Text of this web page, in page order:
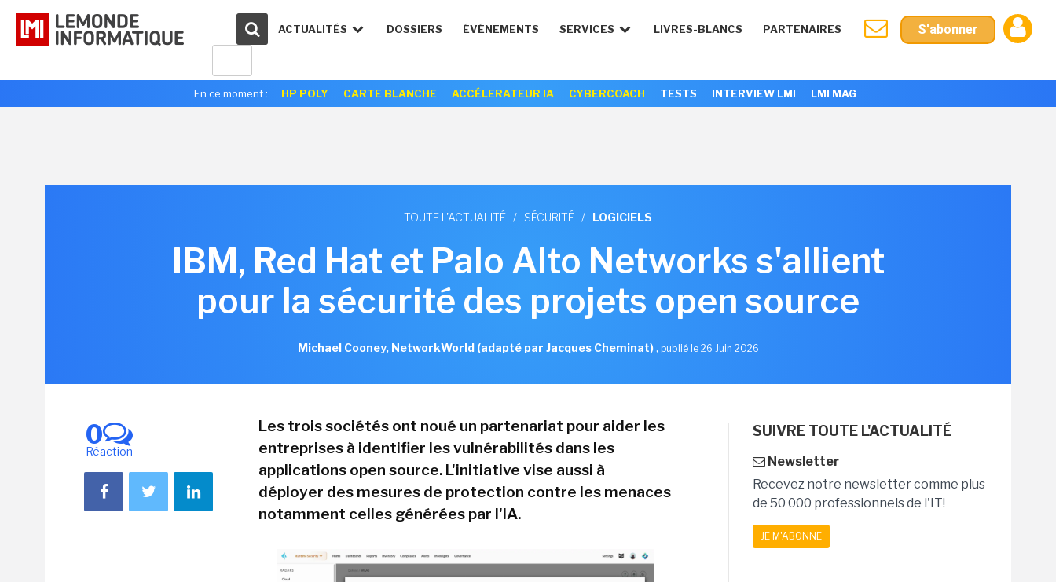
ACTUALITÉS DOSSIERS ÉVÉNEMENTS SERVICES LIVRES-BLANCS PARTENAIRES S'abonner
En ce moment : HP POLY CARTE BLANCHE ACCÉLERATEUR IA CYBERCOACH TESTS INTERVIEW LMI LMI MAG
TOUTE L'ACTUALITÉ / SÉCURITÉ / LOGICIELS
IBM, Red Hat et Palo Alto Networks s'allient
pour la sécurité des projets open source
Michael Cooney, NetworkWorld (adapté par Jacques Cheminat), publié le 26 Juin 2026
0
Réaction
Les trois sociétés ont noué un partenariat pour aider les
entreprises à identifier les vulnérabilités dans les
applications open source. L'initiative vise aussi à
déployer des mesures de protection contre les menaces
notamment celles générées par l'IA.
SUIVRE TOUTE L'ACTUALITÉ
Newsletter
Recevez notre newsletter comme plus
de 50 000 professionnels de l'IT!
JE M'ABONNE